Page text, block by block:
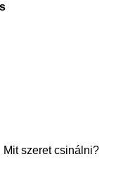
Mit szeret csinálni?